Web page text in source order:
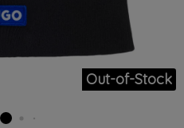
Out-of-Stock